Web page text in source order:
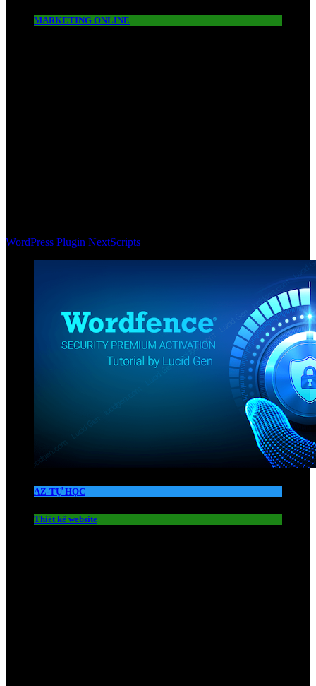
MARKETING ONLINE
WordPress Plugin NextScripts
AZ-TỰ HỌC
Thiết kế website